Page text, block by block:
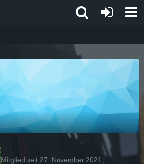
Mitglied seit 27. November 2021